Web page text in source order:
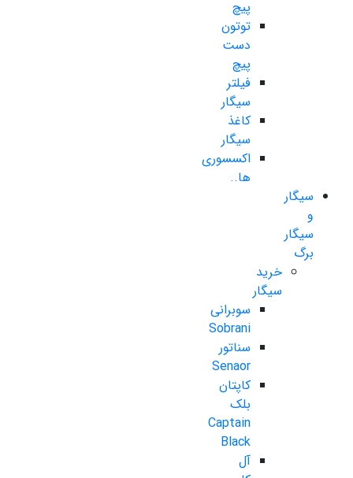
پیچ
توتون
دست
پیچ
فیلتر
سیگار
کاغذ
سیگار
اکسسوری
ها..
سیگار
و
سیگار
برگ
خرید
سیگار
سوبرانی
Sobrani
سناتور
Senaor
کاپتان
بلک
Captain
Black
آل